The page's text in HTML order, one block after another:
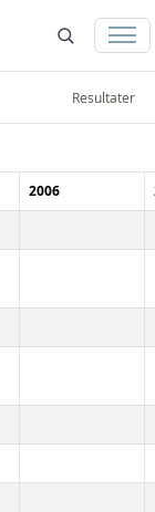
Resultater
2006